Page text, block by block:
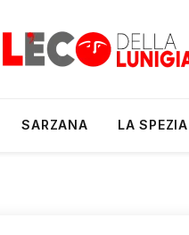
SARZANA LA SPEZIA